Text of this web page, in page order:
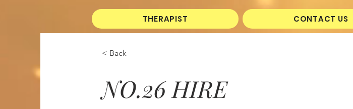
THERAPIST CONTACT US
< Back
NO.26 HIRE